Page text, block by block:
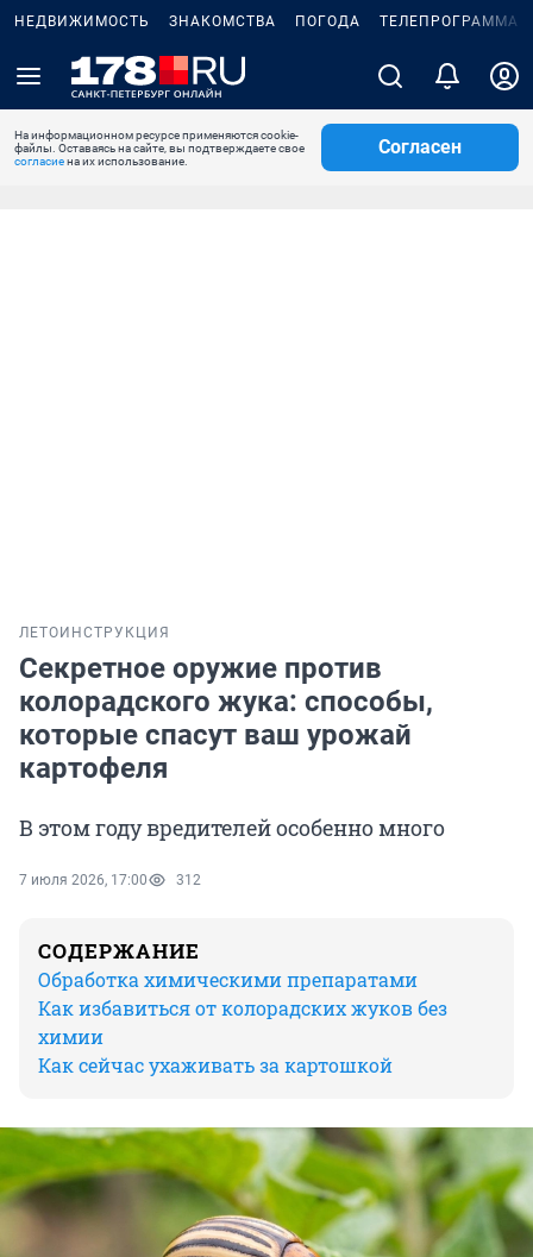
НЕДВИЖИМОСТЬ ЗНАКОМСТВА ПОГОДА ТЕЛЕПРОГРАММА
На информационном ресурсе применяются cookie-
файлы. Оставаясь на сайте, вы подтверждаете свое
согласиена их использование.
Согласен
ЛЕТО ИНСТРУКЦИЯ
Секретное оружие против
колорадского жука: способы,
которые спасут ваш урожай
картофеля
В этом году вредителей особенно много
7 июля 2026, 17:00 312
СОДЕРЖАНИЕ
Обработка химическими препаратами
Как избавиться от колорадских жуков без
химии
Как сейчас ухаживать за картошкой